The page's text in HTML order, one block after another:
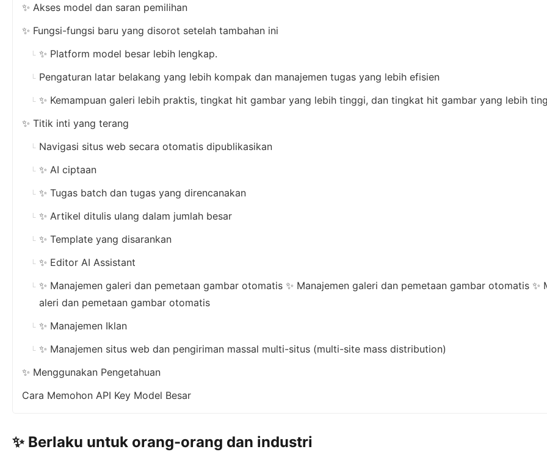
✨ Akses model dan saran pemilihan
✨ Fungsi-fungsi baru yang disorot setelah tambahan ini
✨ Platform model besar lebih lengkap.
Pengaturan latar belakang yang lebih kompak dan manajemen tugas yang lebih efisien
✨ Kemampuan galeri lebih praktis, tingkat hit gambar yang lebih tinggi, dan tingkat hit gambar yang lebih
✨ Titik inti yang terang
Navigasi situs web secara otomatis dipublikasikan
✨ AI ciptaan
✨ Tugas batch dan tugas yang direncanakan
✨ Artikel ditulis ulang dalam jumlah besar
✨ Template yang disarankan
✨ Editor AI Assistant
✨ Manajemen galeri dan pemetaan gambar otomatis ✨ Manajemen galeri dan pemetaan gambar otomatis ✨
aleri dan pemetaan gambar otomatis
✨ Manajemen Iklan
✨ Manajemen situs web dan pengiriman massal multi-situs (multi-site mass distribution)
✨ Menggunakan Pengetahuan
Cara Memohon API Key Model Besar
✨ Berlaku untuk orang-orang dan industri